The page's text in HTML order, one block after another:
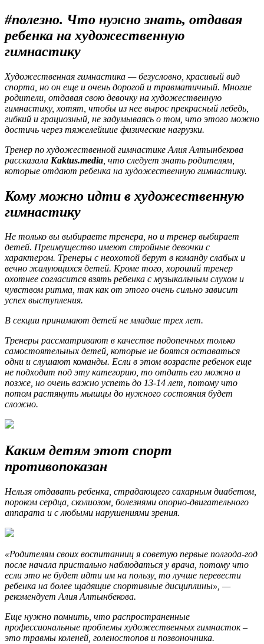
#полезно. Что нужно знать, отдавая
ребенка на художественную
гимнастику
Художественная гимнастика — безусловно, красивый вид
спорта, но он еще и очень дорогой и травматичный. Многие
родители, отдавая свою девочку на художественную
гимнастику, хотят, чтобы из нее вырос прекрасный лебедь,
гибкий и грациозный, не задумываясь о том, что этого можно
достичь через тяжелейшие физические нагрузки.
Тренер по художественной гимнастике Алия Алтынбекова
рассказала Kaktus.media , что следует знать родителям,
которые отдают ребенка на художественную гимнастику.
Кому можно идти в художественную
гимнастику
Не только вы выбираете тренера, но и тренер выбирает
детей. Преимущество имеют стройные девочки с
характером. Тренеры с неохотой берут в команду слабых и
вечно жалующихся детей. Кроме того, хороший тренер
охотнее согласится взять ребенка с музыкальным слухом и
чувством ритма, так как от этого очень сильно зависит
успех выступления.
В секции принимают детей не младше трех лет.
Тренеры рассматривают в качестве подопечных только
самостоятельных детей, которые не боятся оставаться
одни и слушают команды. Если в этом возрасте ребенок еще
не подходит под эту категорию, то отдать его можно и
позже, но очень важно успеть до 13-14 лет, потому что
потом растянуть мышцы до нужного состояния будет
сложно.
Каким детям этот спорт
противопоказан
Нельзя отдавать ребенка, страдающего сахарным диабетом,
пороком сердца, сколиозом, болезнями опорно-двигательного
аппарата и с любыми нарушениями зрения.
«Родителям своих воспитанниц я советую первые полгода-год
после начала пристально наблюдаться у врача, потому что
если это не будет идти им на пользу, то лучше перевести
ребенка на более щадящие спортивные дисциплины», —
рекомендует Алия Алтынбекова.
Еще нужно помнить, что распространенные
профессиональные проблемы художественных гимнасток –
это травмы коленей, голеностопов и позвоночника.